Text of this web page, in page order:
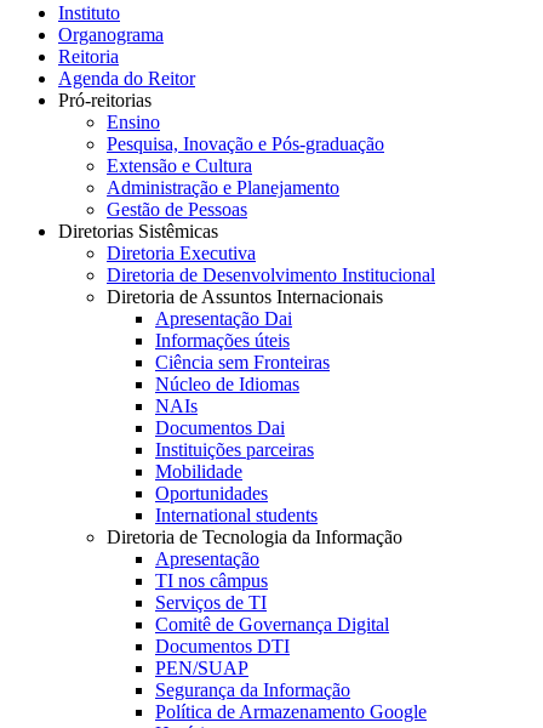
Instituto
Organograma
Reitoria
Agenda do Reitor
Pró-reitorias
Ensino
Pesquisa, Inovação e Pós-graduação
Extensão e Cultura
Administração e Planejamento
Gestão de Pessoas
Diretorias Sistêmicas
Diretoria Executiva
Diretoria de Desenvolvimento Institucional
Diretoria de Assuntos Internacionais
Apresentação Dai
Informações úteis
Ciência sem Fronteiras
Núcleo de Idiomas
NAIs
Documentos Dai
Instituições parceiras
Mobilidade
Oportunidades
International students
Diretoria de Tecnologia da Informação
Apresentação
TI nos câmpus
Serviços de TI
Comitê de Governança Digital
Documentos DTI
PEN/SUAP
Segurança da Informação
Política de Armazenamento Google